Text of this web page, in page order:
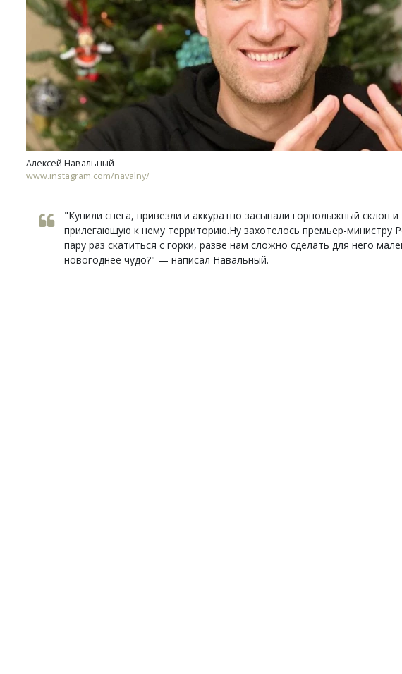
Алексей Навальный
www.instagram.com/navalny/
"Купили снега, привезли и аккуратно засыпали горнолыжный склон и
прилегающую к нему территорию.Ну захотелось премьер-министру
пару раз скатиться с горки, разве нам сложно сделать для него
новогоднее чудо?" — написал Навальный.
Ищем новые берега.
«Жилищной
Гатилов — о том, как
оставаться на плаву,